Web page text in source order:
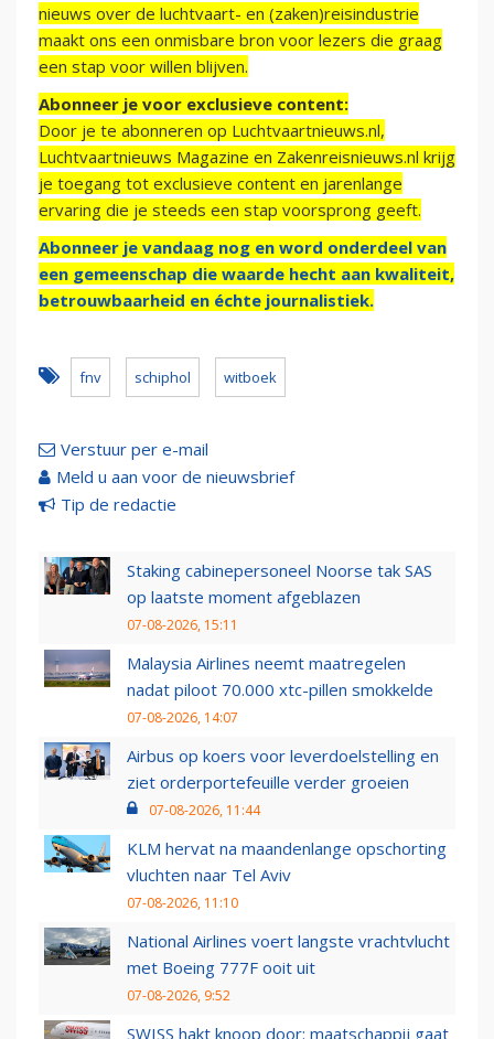
nieuws over de luchtvaart- en (zaken)reisindustrie
maakt ons een onmisbare bron voor lezers die graag
een stap voor willen blijven.
Abonneer je voor exclusieve content:
Door je te abonneren op Luchtvaartnieuws.nl,
Luchtvaartnieuws Magazine en Zakenreisnieuws.nl krijg
je toegang tot exclusieve content en jarenlange
ervaring die je steeds een stap voorsprong geeft.
Abonneer je vandaag nog en word onderdeel van
een gemeenschap die waarde hecht aan kwaliteit,
betrouwbaarheid en échte journalistiek.
fnv schiphol witboek
Verstuur per e-mail
Meld u aan voor de nieuwsbrief
Tip de redactie
Staking cabinepersoneel Noorse tak SAS
op laatste moment afgeblazen
07-08-2026, 15:11
Malaysia Airlines neemt maatregelen
nadat piloot 70.000 xtc-pillen smokkelde
07-08-2026, 14:07
Airbus op koers voor leverdoelstelling en
ziet orderportefeuille verder groeien
07-08-2026, 11:44
KLM hervat na maandenlange opschorting
vluchten naar Tel Aviv
07-08-2026, 11:10
National Airlines voert langste vrachtvlucht
met Boeing 777F ooit uit
07-08-2026, 9:52
SWISS hakt knoop door: maatschappij gaat